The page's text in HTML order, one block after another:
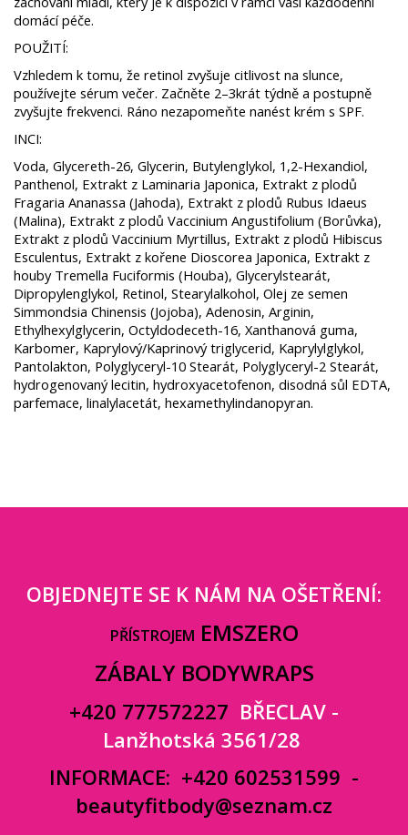
domácí péče.
POUŽITÍ:
Vzhledem k tomu, že retinol zvyšuje citlivost na slunce,
používejte sérum večer. Začněte 2–3krát týdně a postupně
zvyšujte frekvenci. Ráno nezapomeňte nanést krém s SPF.
INCI:
Voda, Glycereth-26, Glycerin, Butylenglykol, 1,2-Hexandiol,
Panthenol, Extrakt z Laminaria Japonica, Extrakt z plodů
Fragaria Ananassa (Jahoda), Extrakt z plodů Rubus Idaeus
(Malina), Extrakt z plodů Vaccinium Angustifolium (Borůvka),
Extrakt z plodů Vaccinium Myrtillus, Extrakt z plodů Hibiscus
Esculentus, Extrakt z kořene Dioscorea Japonica, Extrakt z
houby Tremella Fuciformis (Houba), Glycerylstearát,
Dipropylenglykol, Retinol, Stearylalkohol, Olej ze semen
Simmondsia Chinensis (Jojoba), Adenosin, Arginin,
Ethylhexylglycerin, Octyldodeceth-16, Xanthanová guma,
Karbomer, Kaprylový/Kaprinový triglycerid, Kaprylylglykol,
Pantolakton, Polyglyceryl-10 Stearát, Polyglyceryl-2 Stearát,
hydrogenovaný lecitin, hydroxyacetofenon, disodná sůl EDTA,
parfemace, linalylacetát, hexamethylindanopyran.
OBJEDNEJTE SE K NÁM NA OŠETŘENÍ:
PŘÍSTROJEM EMSZERO
ZÁBALY BODYWRAPS
+420 777572227 BŘECLAV -
Lanžhotská 3561/28
INFORMACE: +420 602531599 -
beautyfitbody@seznam.cz